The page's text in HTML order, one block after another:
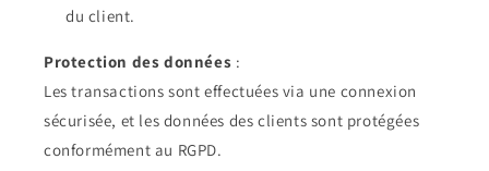
du client.
Protection des données :
Les transactions sont effectuées via une connexion
sécurisée, et les données des clients sont protégées
conformément au RGPD.